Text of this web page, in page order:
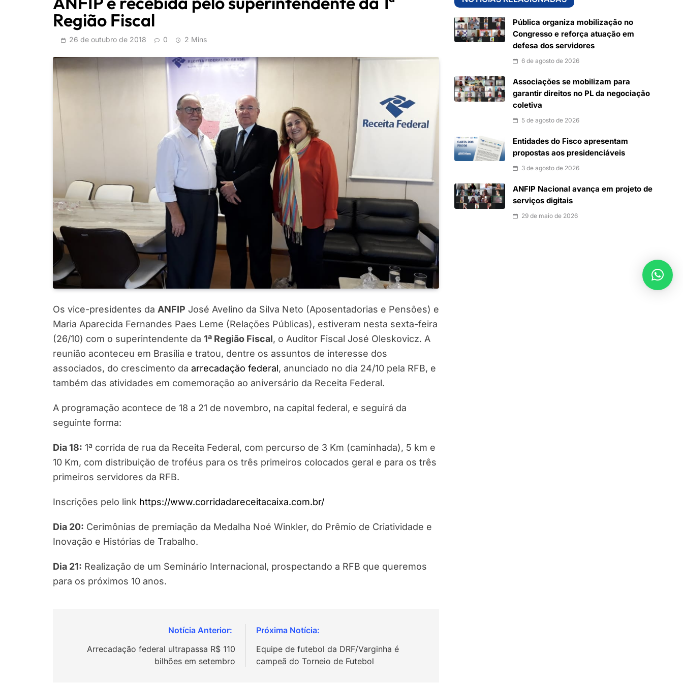
Região Fiscal
26 de outubro de 2018 0 2 Mins
Os vice-presidentes da ANFIP José Avelino da Silva Neto (Aposentadorias e Pensões) e
Maria Aparecida Fernandes Paes Leme (Relações Públicas), estiveram nesta sexta-feira
(26/10) com o superintendente da 1ª Região Fiscal, o Auditor Fiscal José Oleskovicz. A
reunião aconteceu em Brasília e tratou, dentre os assuntos de interesse dos
associados, do crescimento da arrecadação federal, anunciado no dia 24/10 pela RFB, e
também das atividades em comemoração ao aniversário da Receita Federal.
A programação acontece de 18 a 21 de novembro, na capital federal, e seguirá da
seguinte forma:
Dia 18: 1ª corrida de rua da Receita Federal, com percurso de 3 Km (caminhada), 5 km e
10 Km, com distribuição de troféus para os três primeiros colocados geral e para os três
primeiros servidores da RFB.
Inscrições pelo link https://www.corridadareceitacaixa.com.br/
Dia 20: Cerimônias de premiação da Medalha Noé Winkler, do Prêmio de Criatividade e
Inovação e Histórias de Trabalho.
Dia 21: Realização de um Seminário Internacional, prospectando a RFB que queremos
para os próximos 10 anos.
Arrecadação federal ultrapassa R$ 110
bilhões em setembro
Equipe de futebol da DRF/Varginha é
campeã do Torneio de Futebol
Pública organiza mobilização no
Congresso e reforça atuação em
defesa dos servidores
6 de agosto de 2026
Associações se mobilizam para
garantir direitos no PL da negociação
coletiva
5 de agosto de 2026
Entidades do Fisco apresentam
propostas aos presidenciáveis
3 de agosto de 2026
ANFIP Nacional avança em projeto de
serviços digitais
29 de maio de 2026